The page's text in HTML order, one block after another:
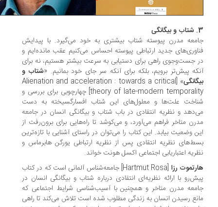
مدرن پیوسته شتاب بیشتری به خود می‌گیرد. با پیدایش
جدید ارتباطی پیوسته احساس می‌کنیم عقب مانده‌ایم و
جست‌وجوی راهی برای دستیابی به سرعت بیشتر هستیم، نه برای
پیش‌تر برویم، بلکه برای آنکه سر جای خود بمانیم. «شتاب و
» [Alienation and acceleration : towards a critical
theory of late-modern temporality] چهارچوبی برای بررسی و
علت‌ها و معلول‌های این شتاب افسار‌گسیخته به دست
و نظریه انتقادی در باب شتاب و بیگانگی انسان در جامعه‌‌
متاخر فراهم می‌آورد، و می‌کوشد تا راه‌هایی برای برون‌رفت از
وضعیت بیابد. ‌این کتاب را می‌توان در راستای آشنایی با تازه‌ترین
نظریه‌ انتقادی پس از نظریه‌‌ ارتباطی یورگن هابرماس و
اعتباریابی اجتماعی اکسل هونت خواند.
رزا
[Hartmut Rosa] جامعه‌شناس آلمانی است که در کتاب
با ارائه‌‌ نظریه‌ای انتقادی درباره‌‌ شتاب و بیگانگی انسان در
مدرن متاخر و همچنین با آسیب‌شناسی شرایط اجتماعی که
رسیدن انسان به زندگی مطلوب شده است تلاش می‌کند تا راهی